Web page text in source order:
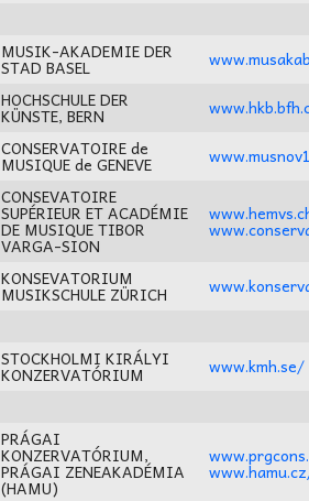
MUSIK-AKADEMIE DER
STAD BASEL
HOCHSCHULE DER
KÜNSTE, BERN
CONSERVATOIRE de
MUSIQUE de GENEVE
CONSEVATOIRE
SUPÉRIEUR ET ACADÉMIE
DE MUSIQUE TIBOR
VARGA-SION
KONSEVATORIUM
MUSIKSCHULE ZÜRICH
STOCKHOLMI KIRÁLYI
KONZERVATÓRIUM
www.kmh.se/
PRÁGAI
KONZERVATÓRIUM,
PRÁGAI ZENEAKADÉMIA
(HAMU)